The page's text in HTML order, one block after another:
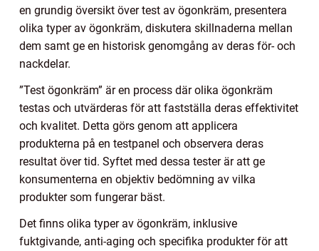
en grundig översikt över test av ögonkräm, presentera
olika typer av ögonkräm, diskutera skillnaderna mellan
dem samt ge en historisk genomgång av deras för- och
nackdelar.
”Test ögonkräm” är en process där olika ögonkräm
testas och utvärderas för att fastställa deras effektivitet
och kvalitet. Detta görs genom att applicera
produkterna på en testpanel och observera deras
resultat över tid. Syftet med dessa tester är att ge
konsumenterna en objektiv bedömning av vilka
produkter som fungerar bäst.
Det finns olika typer av ögonkräm, inklusive
fuktgivande, anti-aging och specifika produkter för att